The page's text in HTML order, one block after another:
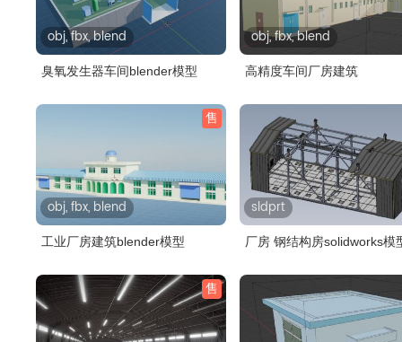
obj, fbx, blend
臭氧发生器车间blender模型
obj, fbx, blend
高精度车间厂房建筑
售
obj, fbx, blend
工业厂房建筑blender模型
sldprt
厂房 钢结构房solidworks模
售